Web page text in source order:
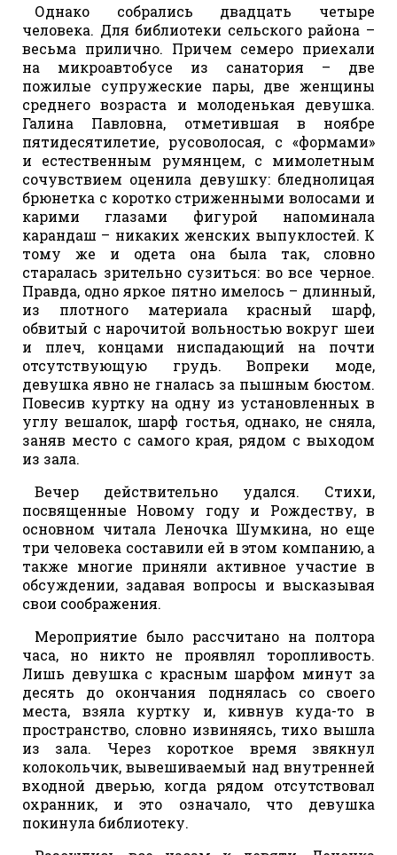
Однако собрались двадцать четыре
человека. Для библиотеки сельского района –
весьма прилично. Причем семеро приехали
на микроавтобусе из санатория – две
пожилые супружеские пары, две женщины
среднего возраста и молоденькая девушка.
Галина Павловна, отметившая в ноябре
пятидесятилетие, русоволосая, с «формами»
и естественным румянцем, с мимолетным
сочувствием оценила девушку: бледнолицая
брюнетка с коротко стриженными волосами и
карими глазами фигурой напоминала
карандаш – никаких женских выпуклостей. К
тому же и одета она была так, словно
старалась зрительно сузиться: во все черное.
Правда, одно яркое пятно имелось – длинный,
из плотного материала красный шарф,
обвитый с нарочитой вольностью вокруг шеи
и плеч, концами ниспадающий на почти
отсутствующую грудь. Вопреки моде,
девушка явно не гналась за пышным бюстом.
Повесив куртку на одну из установленных в
углу вешалок, шарф гостья, однако, не сняла,
заняв место с самого края, рядом с выходом
из зала.
Вечер действительно удался. Стихи,
посвященные Новому году и Рождеству, в
основном читала Леночка Шумкина, но еще
три человека составили ей в этом компанию, а
также многие приняли активное участие в
обсуждении, задавая вопросы и высказывая
свои соображения.
Мероприятие было рассчитано на полтора
часа, но никто не проявлял торопливость.
Лишь девушка с красным шарфом минут за
десять до окончания поднялась со своего
места, взяла куртку и, кивнув куда-то в
пространство, словно извиняясь, тихо вышла
из зала. Через короткое время звякнул
колокольчик, вывешиваемый над внутренней
входной дверью, когда рядом отсутствовал
охранник, и это означало, что девушка
покинула библиотеку.